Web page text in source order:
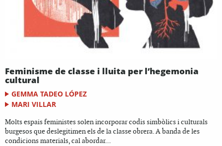
Feminisme de classe i lluita per l’hegemonia
cultural
GEMMA TADEO LÓPEZ
MARI VILLAR
Molts espais feministes solen incorporar codis simbòlics i culturals
burgesos que deslegitimen els de la classe obrera. A banda de les
condicions materials, cal abordar...